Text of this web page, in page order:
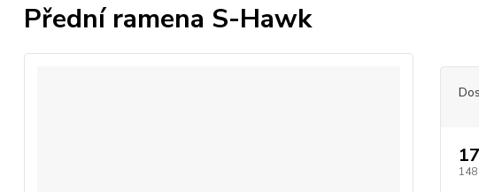
Přední ramena S-Hawk
148